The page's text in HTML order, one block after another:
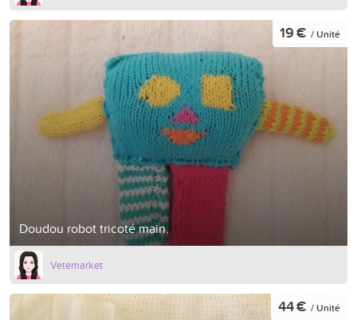
Doudou robot tricoté main.
19 € / Unité
Vetemarket
44 € / Unité